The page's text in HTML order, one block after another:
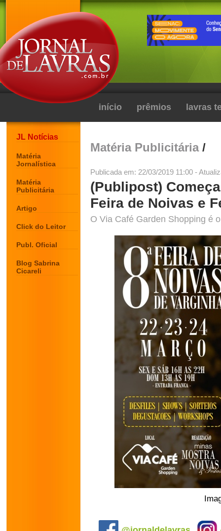
início prêmios lavras
JL Notícias
Matéria
Jornalística
Matéria
Publicitária
Artigo
Click do Leitor
Publ. Oficial
Blog Sabrina
Cicareli
Matéria Publicitária/
Publicada em: 22/03/2019 11:00 -
(Publipost)
Feira de Noivas e
O Via Café Garden Shopping é